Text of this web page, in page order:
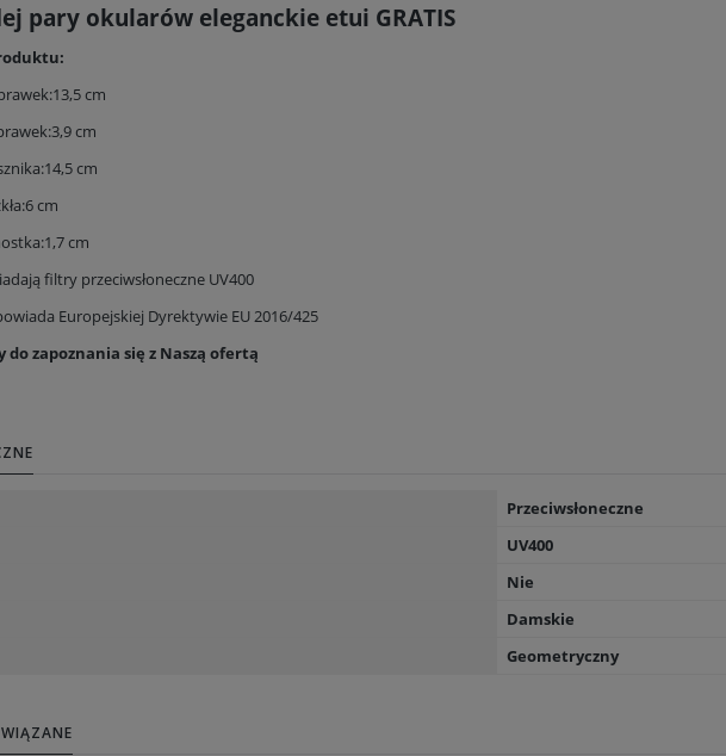
pary okularów eleganckie etui GRATIS
cm
cm
cm
cm
cm
filtry przeciwsłoneczne UV400
Europejskiej Dyrektywie EU 2016/425
do zapoznania się z Naszą ofertą
Przeciwsłoneczne
UV400
Nie
Damskie
Geometryczny